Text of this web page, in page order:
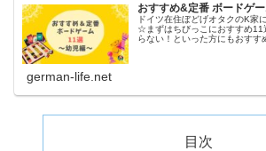
おすすめ&定番 ボードゲ
ドイツ在住ぼどげオタクのK家
☆まずはちびっこにおすすめ11
らない！といった方にもおすす
german-life.net
目次